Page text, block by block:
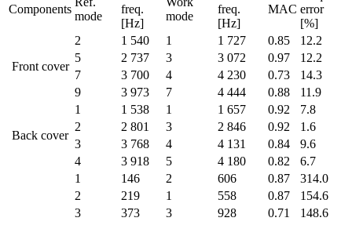
Components
mode
freq.
[Hz]
mode
freq.
[Hz]
MAC error
[%]
Front cover
2 1 540 1 1 727 0.85
12.2
5
2 737 3 3 072 0.97
12.2
7
3 700 4 4 230 0.73
14.3
9
3 973 7 4 444 0.88 11.9
Back cover
1 1 538 1 1 657 0.92
7.8
2
2 801 3 2 846 0.92
1.6
3
3 768 4 4 131 0.84
9.6
4
3 918 5 4 180 0.82 6.7
1 146 2 606 0.87
314.0
2
219 1 558 0.87
154.6
3
373 3 928 0.71
148.6